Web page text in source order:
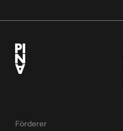
Förderer